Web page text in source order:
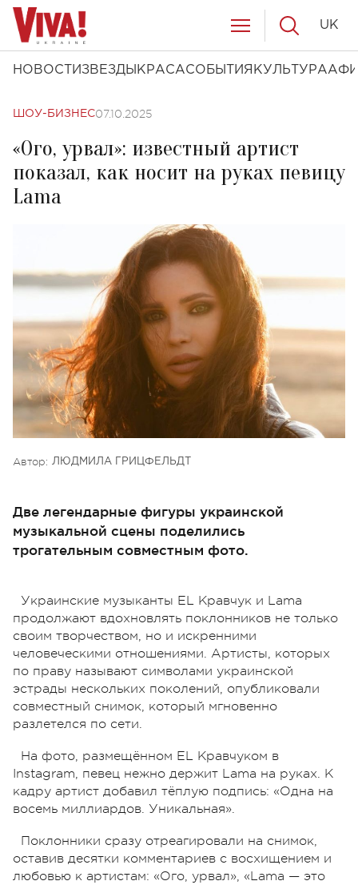
НОВОСТИ ЗВЕЗДЫ КРАСАСОБЫТИЯ КУЛЬТУРА
UK
ШОУ-БИЗНЕС07.10.2025
«Ого, урвал»: известный артист
показал, как носит на руках певицу
Lama
Автор: ЛЮДМИЛА ГРИЦФЕЛЬДТ
Две легендарные фигуры украинской
музыкальной сцены поделились
трогательным совместным фото.
Украинские музыканты EL Кравчук и Lama
продолжают вдохновлять поклонников не только
своим творчеством, но и искренними
человеческими отношениями. Артисты, которых
по праву называют символами украинской
эстрады нескольких поколений, опубликовали
совместный снимок, который мгновенно
разлетелся по сети.
На фото, размещённом EL Кравчуком в
Instagram, певец нежно держит Lama на руках. К
кадру артист добавил тёплую подпись: «Одна на
восемь миллиардов. Уникальная».
Поклонники сразу отреагировали на снимок,
оставив десятки комментариев с восхищением и
любовью к артистам: «Ого, урвал», «Lama — это